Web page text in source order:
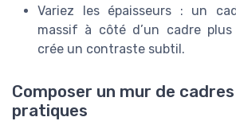
Variez les épaisseurs : un
massif à côté d’un cadre
crée un contraste subtil.
Composer un mur de
pratiques